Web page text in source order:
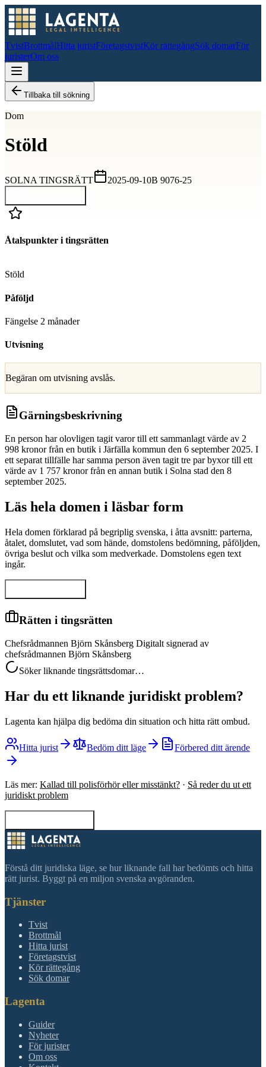
TvistBrottmålHitta juristFöretagstvistKör rättegångSök domarFör
juristerOm oss
Tillbaka till sökning
Dom
Stöld
SOLNA TINGSRÄTT 2025-09-10B 9076-25
Åtalspunkter i tingsrätten
Stöld
Påföljd
Fängelse 2 månader
Utvisning
Begäran om utvisning avslås.
Gärningsbeskrivning
En person har olovligen tagit varor till ett sammanlagt värde av 2
998 kronor från en butik i Järfälla kommun den 6 september 2025. I
ett separat tillfälle har samma person även tagit tre par byxor till ett
värde av 1 757 kronor från en annan butik i Solna stad den 8
september 2025.
Läs hela domen i läsbar form
Hela domen förklarad på begriplig svenska, i åtta avsnitt: parterna,
åtalet, domslutet, vad som hände, domstolens bedömning, påföljden,
övriga beslut och vilka som medverkade. Domstolens egen text
ingår.
Rätten i tingsrätten
Chefsrådmannen Björn Skånsberg Digitalt signerad av
chefsrådmannen Björn Skånsberg
Söker liknande tingsrättsdomar…
Har du ett liknande juridiskt problem?
Lagenta kan hjälpa dig bedöma din situation och hitta rätt ombud.
Hitta jurist Bedöm ditt läge Förbered ditt ärende
Läs mer: Kallad till polisförhör eller misstänkt? · Så reder du ut ett
juridiskt problem
Förstå ditt juridiska läge, se hur liknande fall har bedömts och hitta
rätt jurist. Byggt på en miljon svenska avgöranden.
Tjänster
Tvist
Brottmål
Hitta jurist
Företagstvist
Kör rättegång
Sök domar
Lagenta
Guider
Nyheter
För jurister
Om oss